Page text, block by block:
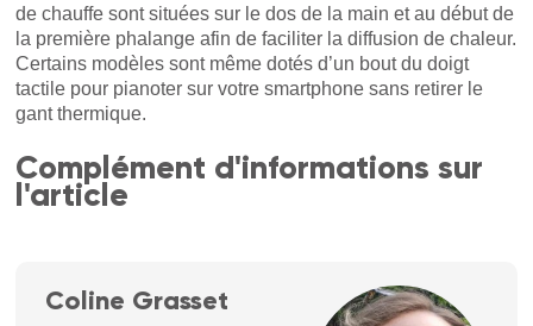
de chauffe sont situées sur le dos de la main et au début de
la première phalange afin de faciliter la diffusion de chaleur.
Certains modèles sont même dotés d’un bout du doigt
tactile pour pianoter sur votre smartphone sans retirer le
gant thermique.
Complément d'informations sur
l'article
Coline Grasset